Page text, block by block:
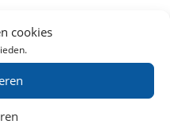
cookies
Amsterdam op
Bridge
ontdek ook de